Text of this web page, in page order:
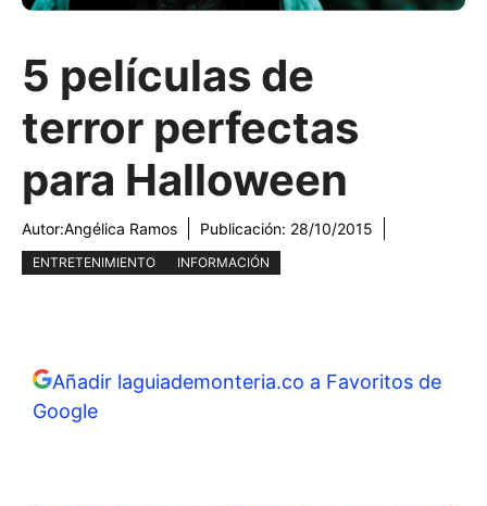
5 películas de
terror perfectas
para Halloween
Autor:Angélica Ramos Publicación: 28/10/2015
ENTRETENIMIENTO INFORMACIÓN
Añadir laguiademonteria.co a Favoritos de
Google